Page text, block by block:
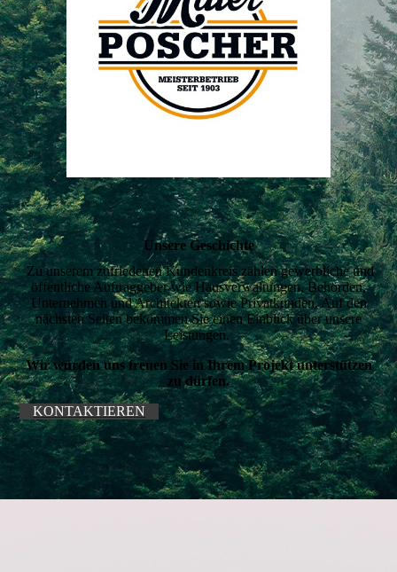
Unsere Geschichte
Zu unserem zufriedenen Kundenkreis zählen gewerbliche und
öffentliche Auftraggeber wie Hausverwaltungen, Behörden,
Unternehmen und Architekten sowie Privatkunden. Auf den
nächsten Seiten bekommen Sie einen Einblick über unsere
Leistungen.
Wir würden uns freuen Sie in Ihrem Projekt unterstützen
zu dürfen.
KONTAKTIEREN